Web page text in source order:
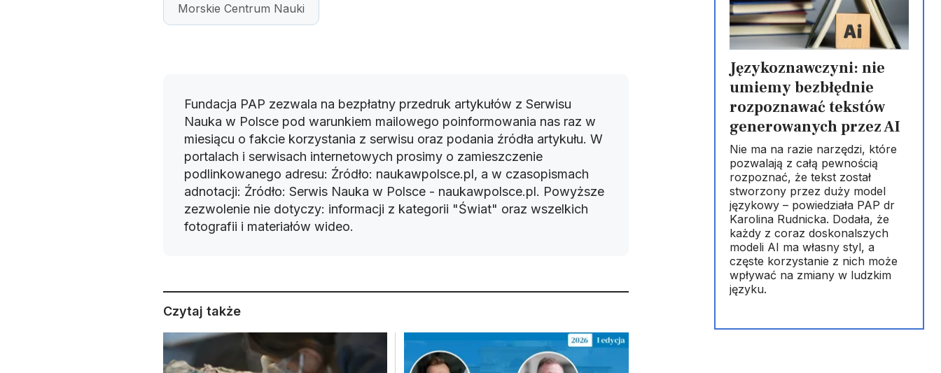
Morskie Centrum Nauki
Fundacja PAP zezwala na bezpłatny przedruk artykułów z Serwisu
Nauka w Polsce pod warunkiem mailowego poinformowania nas raz w
miesiącu o fakcie korzystania z serwisu oraz podania źródła artykułu. W
portalach i serwisach internetowych prosimy o zamieszczenie
podlinkowanego adresu: Źródło: naukawpolsce.pl, a w czasopismach
adnotacji: Źródło: Serwis Nauka w Polsce - naukawpolsce.pl. Powyższe
zezwolenie nie dotyczy: informacji z kategorii "Świat" oraz wszelkich
fotografii i materiałów wideo.
Czytaj także
Językoznawczyni: nie
umiemy bezbłędnie
rozpoznawać tekstów
generowanych przez AI
Nie ma na razie narzędzi, które
pozwalają z całą pewnością
rozpoznać, że tekst został
stworzony przez duży model
językowy – powiedziała PAP dr
Karolina Rudnicka. Dodała, że
każdy z coraz doskonalszych
modeli AI ma własny styl, a
częste korzystanie z nich może
wpływać na zmiany w ludzkim
języku.